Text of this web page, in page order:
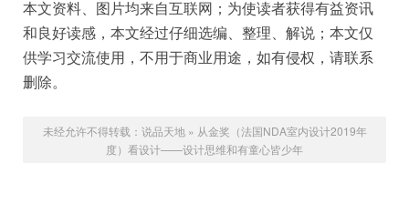
本文资料、图片均来自互联网；为使读者获得有益资讯
和良好读感，本文经过仔细选编、整理、解说；本文仅
供学习交流使用，不用于商业用途，如有侵权，请联系
删除。
未经允许不得转载： 说品天地» 从金奖（法国NDA室内设计2019年
度）看设计——设计思维和有童心皆少年